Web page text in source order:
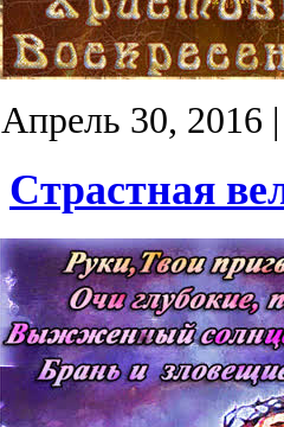
Апрель 30, 2016
Страстная